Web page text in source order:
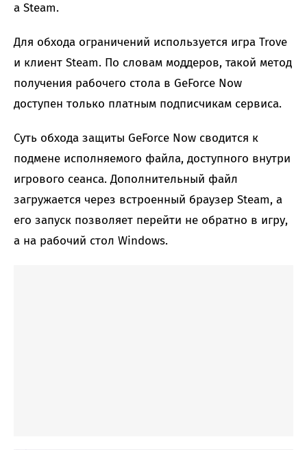
а Steam.
Для обхода ограничений используется игра Trove
и клиент Steam. По словам моддеров, такой метод
получения рабочего стола в GeForce Now
доступен только платным подписчикам сервиса.
Суть обхода защиты GeForce Now сводится к
подмене исполняемого файла, доступного внутри
игрового сеанса. Дополнительный файл
загружается через встроенный браузер Steam, а
его запуск позволяет перейти не обратно в игру,
а на рабочий стол Windows.